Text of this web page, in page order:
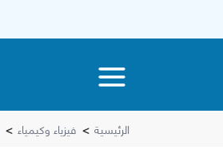
الرئيسية > فيزياء وكيمياء >